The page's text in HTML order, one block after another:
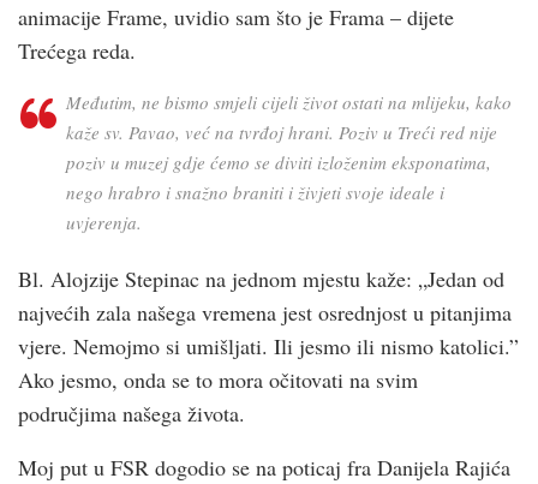
animacije Frame, uvidio sam što je Frama – dijete
Trećega reda.
Međutim, ne bismo smjeli cijeli život ostati na mlijeku, kako
kaže sv. Pavao, već na tvrđoj hrani. Poziv u Treći red nije
poziv u muzej gdje ćemo se diviti izloženim eksponatima,
nego hrabro i snažno braniti i živjeti svoje ideale i
uvjerenja.
Bl. Alojzije Stepinac na jednom mjestu kaže: „Jedan od
najvećih zala našega vremena jest osrednjost u pitanjima
vjere. Nemojmo si umišljati. Ili jesmo ili nismo katolici.”
Ako jesmo, onda se to mora očitovati na svim
područjima našega života.
Moj put u FSR dogodio se na poticaj fra Danijela Rajića